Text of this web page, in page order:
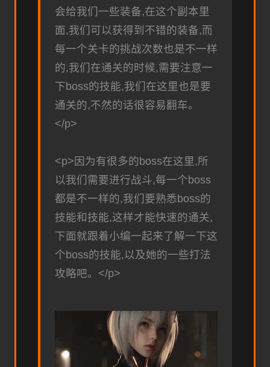
会给我们一些装备,在这个副本里
面,我们可以获得到不错的装备,而
每一个关卡的挑战次数也是不一样
的,我们在通关的时候,需要注意一
下boss的技能,我们在这里也是要
通关的,不然的话很容易翻车。
</p>
<p>因为有很多的boss在这里,所
以我们需要进行战斗,每一个boss
都是不一样的,我们要熟悉boss的
技能和技能,这样才能快速的通关,
下面就跟着小编一起来了解一下这
个boss的技能,以及她的一些打法
攻略吧。</p>